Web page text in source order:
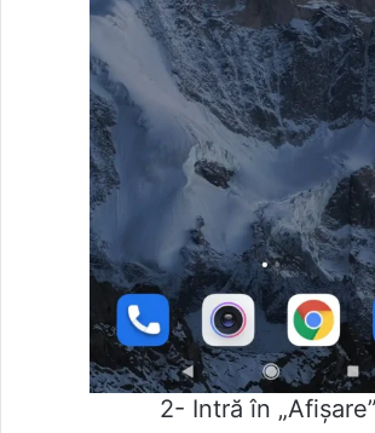
2- Intră în